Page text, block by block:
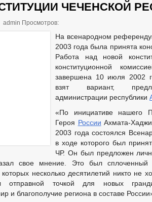
ЧЕЧЕНСКОЙ
admin Просмотров:
На всенародном
2003 года была принята
Работа над новой
конституционной
завершена 10 июля 2002
взят вариант,
администрации республики
«По инициативе нашего
Героя России Ахмата-
2003 года состоялся
в ходе которого был
ЧР. Он был предложен
свое мнение. Это был сплоченный
несколько десятилетий никто не
отправной точкой для новых
и благополучие региона в составе